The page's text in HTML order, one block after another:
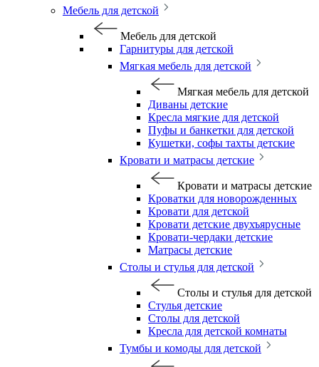
Мебель для детской
Мебель для детской
Гарнитуры для детской
Мягкая мебель для детской
Мягкая мебель для детской
Диваны детские
Кресла мягкие для детской
Пуфы и банкетки для детской
Кушетки, софы тахты детские
Кровати и матрасы детские
Кровати и матрасы детские
Кроватки для новорожденных
Кровати для детской
Кровати детские двухъярусные
Кровати-чердаки детские
Матрасы детские
Столы и стулья для детской
Столы и стулья для детской
Стулья детские
Столы для детской
Кресла для детской комнаты
Тумбы и комоды для детской